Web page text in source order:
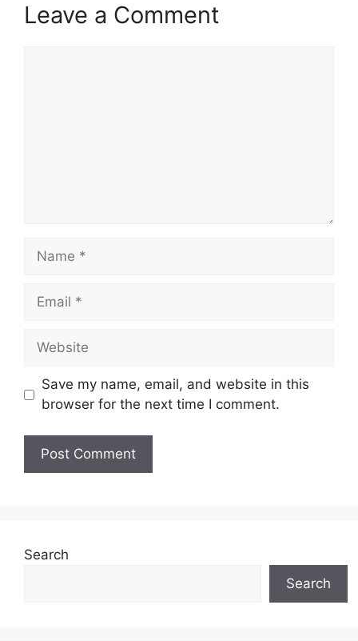
Leave a Comment
Name
Email
Website
Save my name, email, and website in this
browser for the next time I comment.
Search
Search